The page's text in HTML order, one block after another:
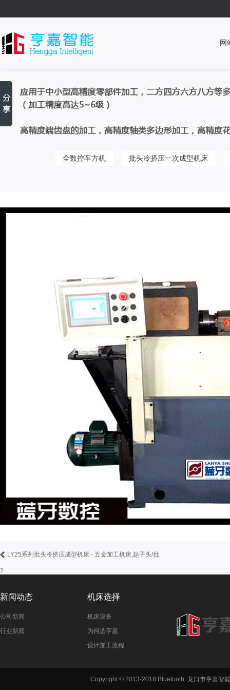
网
全数控车方机 批头冷挤压一次成型机床
LY25系列批头冷挤压成型机床 - 五金加工机床,起子头/批
?
新闻动态
公司新闻
行业新闻
机床选择
机床设备
为何选亨嘉
设计加工流程
Copyright © 2013-2018 Bluetooth. 龙口市亨嘉智